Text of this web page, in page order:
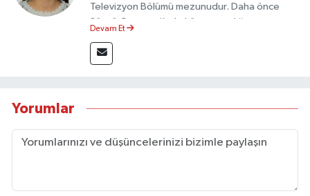
Televizyon Bölümü mezunudur. Daha önce
Sözcü Gazetesi’nde köşe yazarlığı yapmış ve
Devam Et
Yorumlar